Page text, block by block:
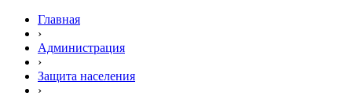
Главная
›
Администрация
›
Защита населения
›